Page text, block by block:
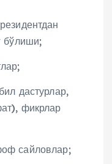
бўлиши;
дастурлар,
фикрлар
сайловлар;